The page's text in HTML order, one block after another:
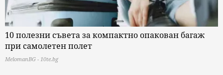
10 полезни съвета за компактно опакован багаж
при самолетен полет
MelomanBG - 10te.bg